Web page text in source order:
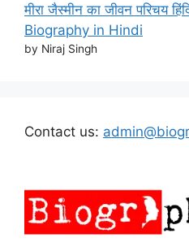
मीरा जैस्मीन का जीवन परिचय
Biography in Hindi
by Niraj Singh
Contact us: